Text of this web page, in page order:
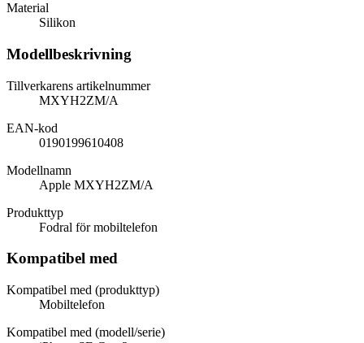
Material
Silikon
Modellbeskrivning
Tillverkarens artikelnummer
MXYH2ZM/A
EAN-kod
0190199610408
Modellnamn
Apple MXYH2ZM/A
Produkttyp
Fodral för mobiltelefon
Kompatibel med
Kompatibel med (produkttyp)
Mobiltelefon
Kompatibel med (modell/serie)